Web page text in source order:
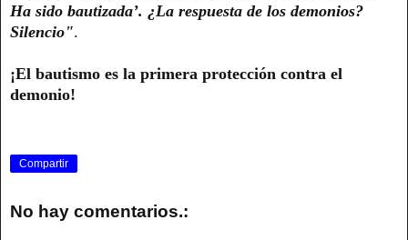
Ha sido bautizada’. ¿La respuesta de los demonios?
Silencio".
¡El bautismo es la primera protección contra el
demonio!
Compartir
No hay comentarios.: